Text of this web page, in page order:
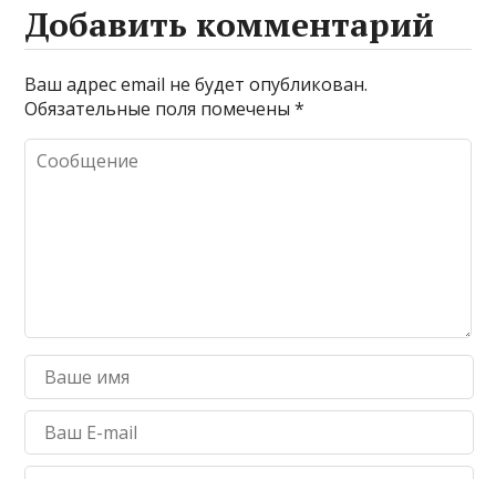
Добавить комментарий
Ваш адрес email не будет опубликован.
Обязательные поля помечены*